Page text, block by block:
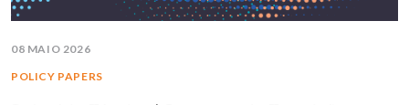
08 MAIO 2026
POLICY PAPERS